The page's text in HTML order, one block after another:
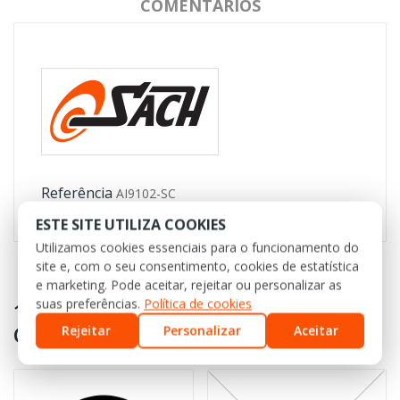
COMENTÁRIOS
Referência AI9102-SC
16 OUTROS PRODUTOS NA MESMA
CATEGORIA:
ESTE SITE UTILIZA COOKIES
Utilizamos cookies essenciais para o funcionamento do
site e, com o seu consentimento, cookies de estatística
e marketing. Pode aceitar, rejeitar ou personalizar as
suas preferências. Política de cookies
Rejeitar
Personalizar Aceitar